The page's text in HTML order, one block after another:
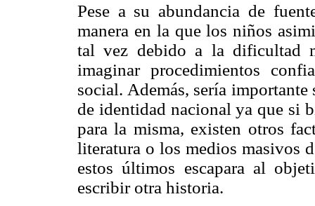
Pese a su abundancia de
manera en la que los niños
tal vez debido a la dificultad
imaginar procedimientos
social. Además, sería
de identidad nacional ya que si
para la misma, existen otros
literatura o los medios masivos
estos últimos escapara al
escribir otra historia.